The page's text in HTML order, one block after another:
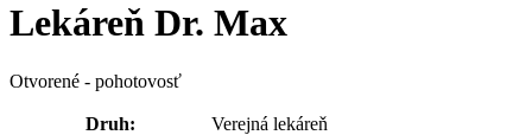
Lekáreň Dr. Max
Otvorené - pohotovosť
Druh:
Verejná lekáreň